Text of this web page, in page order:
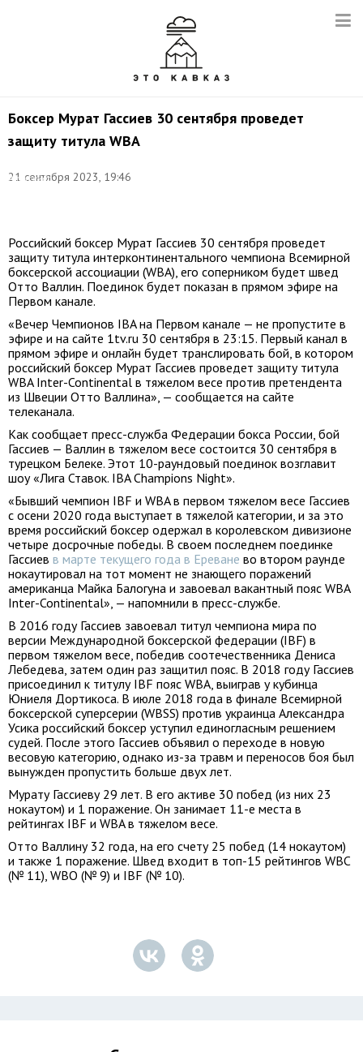
Боксер Мурат Гассиев 30 сентября проведет
защиту титула WBA
21 сентября 2023, 19:46
Александр
Российский боксер Мурат Гассиев 30 сентября проведет
защиту титула интерконтинентального чемпиона Всемирной
боксерской ассоциации (WBA), его соперником будет швед
Отто Валлин. Поединок будет показан в прямом эфире на
Первом канале.
«Вечер Чемпионов IBA на Первом канале — не пропустите в
эфире и на сайте 1tv.ru 30 сентября в 23:15. Первый канал в
прямом эфире и онлайн будет транслировать бой, в котором
российский боксер Мурат Гассиев проведет защиту титула
WBA Inter-Continental в тяжелом весе против претендента
из Швеции Отто Валлина», — сообщается на сайте
телеканала.
Как сообщает пресс-служба Федерации бокса России, бой
Гассиев — Валлин в тяжелом весе состоится 30 сентября в
турецком Белеке. Этот 10-раундовый поединок возглавит
шоу «Лига Ставок. IBA Champions Night».
«Бывший чемпион IBF и WBA в первом тяжелом весе Гассиев
с осени 2020 года выступает в тяжелой категории, и за это
время российский боксер одержал в королевском дивизионе
четыре досрочные победы. В своем последнем поединке
Гассиев в марте текущего года в Ереване во втором раунде
нокаутировал на тот момент не знающего поражений
американца Майка Балогуна и завоевал вакантный пояс WBA
Inter-Continental», — напомнили в пресс-службе.
В 2016 году Гассиев завоевал титул чемпиона мира по
версии Международной боксерской федерации (IBF) в
первом тяжелом весе, победив соотечественника Дениса
Лебедева, затем один раз защитил пояс. В 2018 году Гассиев
присоединил к титулу IBF пояс WBA, выиграв у кубинца
Юниеля Дортикоса. В июле 2018 года в финале Всемирной
боксерской суперсерии (WBSS) против украинца Александра
Усика российский боксер уступил единогласным решением
судей. После этого Гассиев объявил о переходе в новую
весовую категорию, однако из-за травм и переносов боя был
вынужден пропустить больше двух лет.
Мурату Гассиеву 29 лет. В его активе 30 побед (из них 23
нокаутом) и 1 поражение. Он занимает 11-е места в
рейтингах IBF и WBA в тяжелом весе.
Отто Валлину 32 года, на его счету 25 побед (14 нокаутом)
и также 1 поражение. Швед входит в топ-15 рейтингов WBC
(№ 11), WBO (№ 9) и IBF (№ 10).